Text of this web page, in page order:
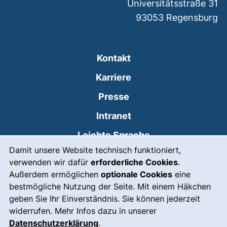
Damit unsere Website technisch funktioniert,
verwenden wir dafür erforderliche Cookies.
Außerdem ermöglichen optionale Cookies eine
bestmögliche Nutzung der Seite. Mit einem Häkchen
geben Sie Ihr Einverständnis. Sie können jederzeit
widerrufen. Mehr Infos dazu in unserer
Datenschutzerklärung.
Kontakt
Karriere
Presse
Intranet(externer Link, öffnet
Leichte Sprache
Gebärdensprache
Notfall(externer Link, öffnet
Impressum
Barrierefreiheit
Universitätsstraße 31
93053 Regensburg